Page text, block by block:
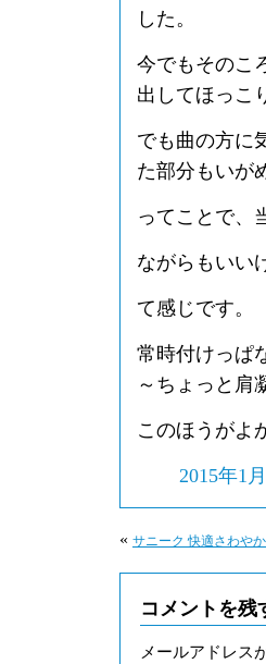
した。
今でもそのこ
出してほっこ
でも曲の方に
た部分もいが
ってことで、
ながらもいい
て感じです。
常時付けっぱ
～ちょっと肩
このほうがよ
2015年1
« サニーク 快適さわや
コメントを残
メールアドレス